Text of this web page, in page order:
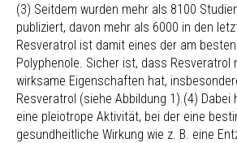
(3) Seitdem wurden mehr als 8100
publiziert, davon mehr als 6000 in den
Resveratrol ist damit eines der am
Polyphenole. Sicher ist, dass Resveratrol
wirksame Eigenschaften hat,
Resveratrol (siehe Abbildung 1).(4) Dabei
eine pleiotrope Aktivität, bei der eine
gesundheitliche Wirkung wie z. B. eine